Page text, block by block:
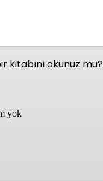
kitabını okunuz mu?
yok